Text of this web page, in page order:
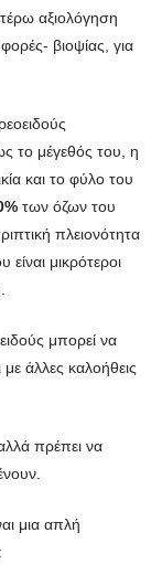
αξιολόγηση
βιοψίας, για
το μέγεθός του, η
και το φύλο του
των όζων του
πλειονότητα
είναι μικρότεροι
μπορεί να
άλλες καλοήθεις
πρέπει να
μια απλή